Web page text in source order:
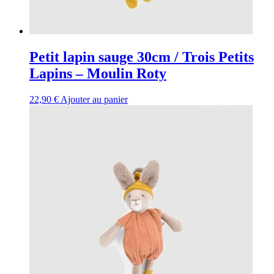
Petit lapin sauge 30cm / Trois Petits
Lapins – Moulin Roty
22,90 € Ajouter au panier